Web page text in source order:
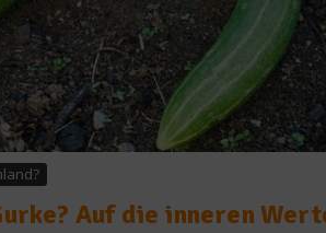
Auf die inneren